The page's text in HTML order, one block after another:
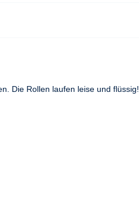
Die Rollen laufen leise und flüssig!